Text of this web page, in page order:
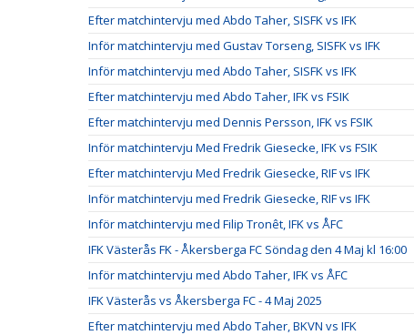
Efter matchintervju med Abdo Taher, SISFK vs IFK
Inför matchintervju med Gustav Torseng, SISFK vs IFK
Inför matchintervju med Abdo Taher, SISFK vs IFK
Efter matchintervju med Abdo Taher, IFK vs FSIK
Efter matchintervju med Dennis Persson, IFK vs FSIK
Inför matchintervju Med Fredrik Giesecke, IFK vs FSIK
Efter matchintervju Med Fredrik Giesecke, RIF vs IFK
Inför matchintervju med Fredrik Giesecke, RIF vs IFK
Inför matchintervju med Filip Tronêt, IFK vs ÅFC
IFK Västerås FK - Åkersberga FC Söndag den 4 Maj kl 16:00
Inför matchintervju med Abdo Taher, IFK vs ÅFC
IFK Västerås vs Åkersberga FC - 4 Maj 2025
Efter matchintervju med Abdo Taher, BKVN vs IFK